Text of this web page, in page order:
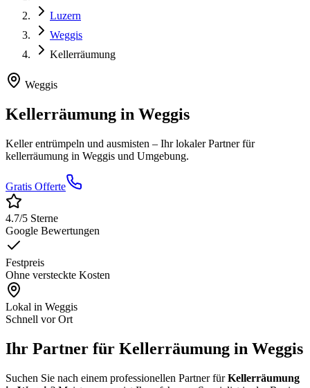
Luzern
Weggis
Kellerräumung
Weggis
Kellerräumung in Weggis
Keller entrümpeln und ausmisten – Ihr lokaler Partner für
kellerräumung in Weggis und Umgebung.
Gratis Offerte
4.7/5 Sterne
Google Bewertungen
Festpreis
Ohne versteckte Kosten
Lokal in Weggis
Schnell vor Ort
Ihr Partner für Kellerräumung in Weggis
Suchen Sie nach einem professionellen Partner fürKellerräumung